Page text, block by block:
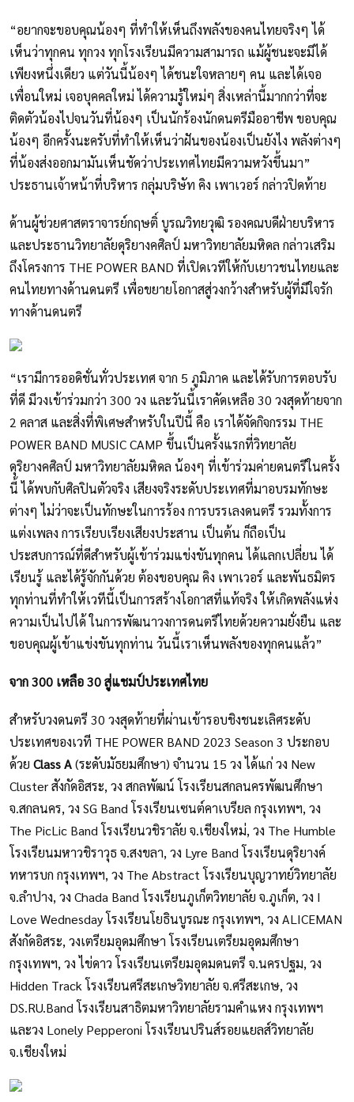
“อยากจะขอบคุณน้องๆ ที่ทำให้เห็นถึงพลังของคนไทยจริงๆ ได้
เห็นว่าทุกคน ทุกวง ทุกโรงเรียนมีความสามารถ แม้ผู้ชนะจะมีได้
เพียงหนึ่งเดียว แต่วันนี้น้องๆ ได้ชนะใจหลายๆ คน และได้เจอ
เพื่อนใหม่ เจอบุคคลใหม่ ได้ความรู้ใหม่ๆ สิ่งเหล่านี้มากกว่าที่จะ
ติดตัวน้องไปจนวันที่น้องๆ เป็นนักร้องนักดนตรีมืออาชีพ ขอบคุณ
น้องๆ อีกครั้งนะครับที่ทำให้เห็นว่าฝันของน้องเป็นยังไง พลังต่างๆ
ที่น้องส่งออกมามันเห็นชัดว่าประเทศไทยมีความหวังขึ้นมา”
ประธานเจ้าหน้าที่บริหาร กลุ่มบริษัท คิง เพาเวอร์ กล่าวปิดท้าย
ด้านผู้ช่วยศาสตราจารย์กฤษติ์ บูรณวิทยวุฒิ รองคณบดีฝ่ายบริหาร
และประธานวิทยาลัยดุริยางคศิลป์ มหาวิทยาลัยมหิดล กล่าวเสริม
ถึงโครงการ THE POWER BAND ที่เปิดเวทีให้กับเยาวชนไทยและ
คนไทยทางด้านดนตรี เพื่อขยายโอกาสสู่วงกว้างสำหรับผู้ที่มีใจรัก
ทางด้านดนตรี
“เรามีการออดิชั่นทั่วประเทศ จาก 5 ภูมิภาค และได้รับการตอบรับ
ที่ดี มีวงเข้าร่วมกว่า 300 วง และวันนี้เราคัดเหลือ 30 วงสุดท้ายจาก
2 คลาส และสิ่งที่พิเศษสำหรับในปีนี้ คือ เราได้จัดกิจกรรม THE
POWER BAND MUSIC CAMP ขึ้นเป็นครั้งแรกที่วิทยาลัย
ดุริยางคศิลป์ มหาวิทยาลัยมหิดล น้องๆ ที่เข้าร่วมค่ายดนตรีในครั้ง
นี้ ได้พบกับศิลปินตัวจริง เสียงจริงระดับประเทศที่มาอบรมทักษะ
ต่างๆ ไม่ว่าจะเป็นทักษะในการร้อง การบรรเลงดนตรี รวมทั้งการ
แต่งเพลง การเรียบเรียงเสียงประสาน เป็นต้น ก็ถือเป็น
ประสบการณ์ที่ดีสำหรับผู้เข้าร่วมแข่งขันทุกคน ได้แลกเปลี่ยน ได้
เรียนรู้ และได้รู้จักกันด้วย ต้องขอบคุณ คิง เพาเวอร์ และพันธมิตร
ทุกท่านที่ทำให้เวทีนี้เป็นการสร้างโอกาสที่แท้จริง ให้เกิดพลังแห่ง
ความเป็นไปได้ ในการพัฒนาวงการดนตรีไทยด้วยความยั่งยืน และ
ขอบคุณผู้เข้าแข่งขันทุกท่าน วันนี้เราเห็นพลังของทุกคนแล้ว”
จาก 300 เหลือ 30 สู่แชมป์ประเทศไทย
สำหรับวงดนตรี 30 วงสุดท้ายที่ผ่านเข้ารอบชิงชนะเลิศระดับ
ประเทศของเวที THE POWER BAND 2023 Season 3 ประกอบ
ด้วย Class A(ระดับมัธยมศึกษา) จำนวน 15 วง ได้แก่ วง New
Cluster สังกัดอิสระ, วง สกลพัฒน์ โรงเรียนสกลนครพัฒนศึกษา
จ.สกลนคร, วง SG Band โรงเรียนเซนต์คาเบรียล กรุงเทพฯ, วง
The PicLic Band โรงเรียนวชิราลัย จ.เชียงใหม่, วง The Humble
โรงเรียนมหาวชิราวุธ จ.สงขลา, วง Lyre Band โรงเรียนดุริยางค์
ทหารบก กรุงเทพฯ, วง The Abstract โรงเรียนบุญวาทย์วิทยาลัย
จ.ลำปาง, วง Chada Band โรงเรียนภูเก็ตวิทยาลัย จ.ภูเก็ต, วง I
Love Wednesday โรงเรียนโยธินบูรณะ กรุงเทพฯ, วง ALICEMAN
สังกัดอิสระ, วงเตรียมอุดมศึกษา โรงเรียนเตรียมอุดมศึกษา
กรุงเทพฯ, วง ไข่ดาว โรงเรียนเตรียมอุดมดนตรี จ.นครปฐม, วง
Hidden Track โรงเรียนศรีสะเกษวิทยาลัย จ.ศรีสะเกษ, วง
DS.RU.Band โรงเรียนสาธิตมหาวิทยาลัยรามคำแหง กรุงเทพฯ
และวง Lonely Pepperoni โรงเรียนปรินส์รอยแยลส์วิทยาลัย
จ.เชียงใหม่